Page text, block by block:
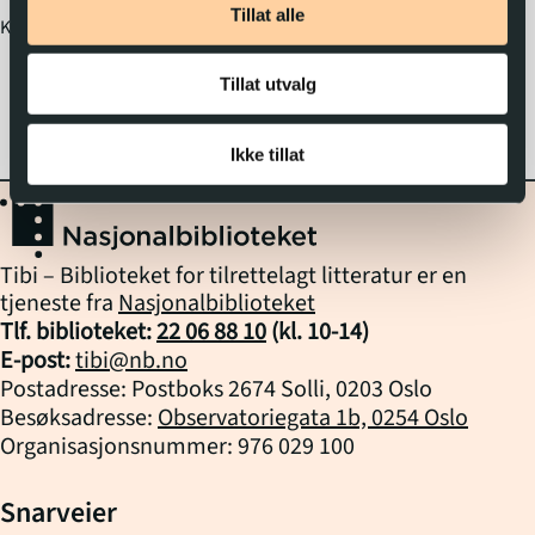
Tillat alle
Tillat utvalg
Ikke tillat
endret seg.
Klassifikasjon
Tibi – Biblioteket for tilrettelagt litteratur er en
tjeneste fraNasjonalbiblioteket
Tlf. biblioteket:22 06 88 10(kl.10-14)
E-post:tibi@nb.no
Postadresse: Postboks 2674 Solli, 0203 Oslo
Besøksadresse:Observatoriegata 1b, 0254 Oslo
Organisasjonsnummer: 976 029 100
Snarveier